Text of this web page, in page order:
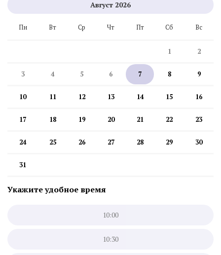
Август 2026
Пн Вт Ср Чт Пт Сб Вс
1 2
3 4 5 6 7 8 9
10 11 12 13 14 15 16
17 18 19 20 21 22 23
24 25 26 27 28 29 30
31
Укажите удобное время
10:00
10:30